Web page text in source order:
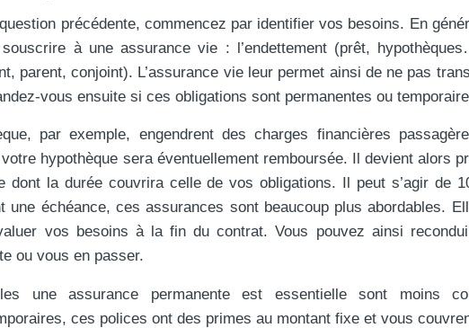
précédente, commencez par identifier vos besoins. En
à une assurance vie : l’endettement (prêt,
parent, conjoint). L’assurance vie leur permet ainsi de ne pas
vous ensuite si ces obligations sont permanentes ou
par exemple, engendrent des charges financières
hypothèque sera éventuellement remboursée. Il devient alors
dont la durée couvrira celle de vos obligations. Il peut s’agir de
une échéance, ces assurances sont beaucoup plus abordables.
vos besoins à la fin du contrat. Vous pouvez ainsi
ou vous en passer.
une assurance permanente est essentielle sont moins
ces polices ont des primes au montant fixe et vous